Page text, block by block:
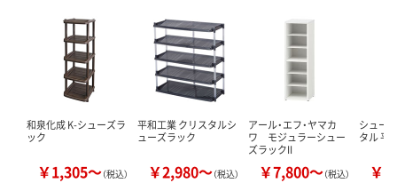
和泉化成 K-シューズラ
ック
￥1,305～（税込）
平和工業 クリスタルシ
ューズラック
￥2,980～（税込）
アール・エフ・ヤマカ
ワ モジュラーシュー
ズラックII
￥7,800～（税込）
シュー
タル 平
￥